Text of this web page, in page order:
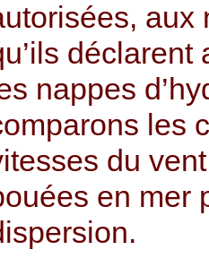
aux
déclarent
nappes
les
du
en mer